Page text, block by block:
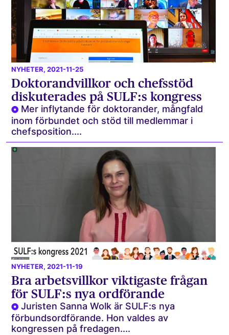
NYHETER, 2021-11-25
Doktorandvillkor och chefsstöd
diskuterades på SULF:s kongress
Mer inflytande för doktorander, mångfald
inom förbundet och stöd till medlemmar i
chefsposition....
NYHETER, 2021-11-19
Bra arbetsvillkor viktigaste frågan
för SULF:s nya ordförande
Juristen Sanna Wolk är SULF:s nya
förbundsordförande. Hon valdes av
kongressen på fredagen....